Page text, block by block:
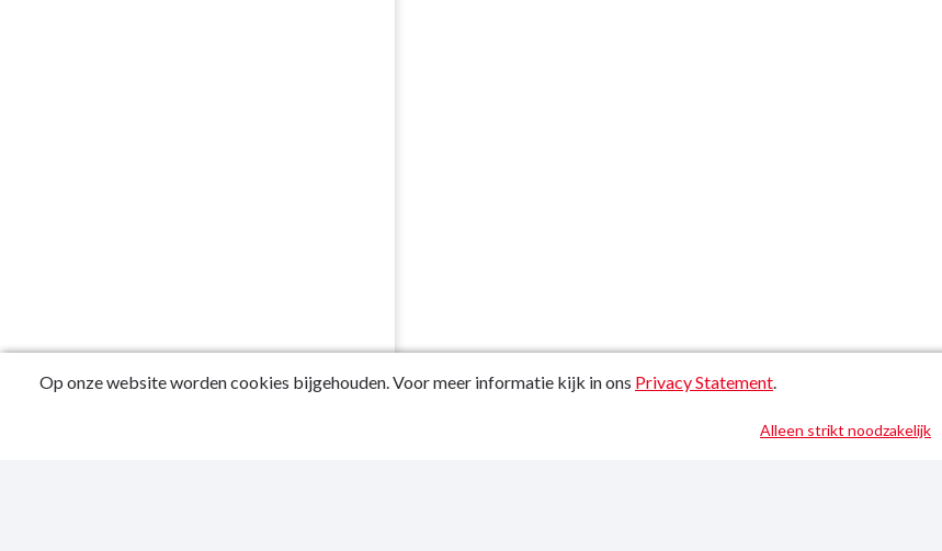
Op onze website worden cookies bijgehouden. Voor meer informatie kijk in ons Privacy Statement.
Alleen strikt noodzakelijk